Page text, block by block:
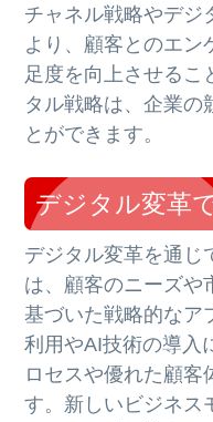
チャネル戦略やデジ
より、顧客とのエン
足度を向上させるこ
タル戦略は、企業の
とができます。
デジタル変革
デジタル変革を通じ
は、顧客のニーズや
基づいた戦略的なア
利用やAI技術の導入
ロセスや優れた顧客
す。新しいビジネス